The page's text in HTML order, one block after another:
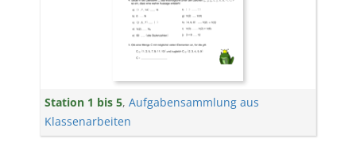
Station 1 bis 5, Aufgabensammlung aus
Klassenarbeiten